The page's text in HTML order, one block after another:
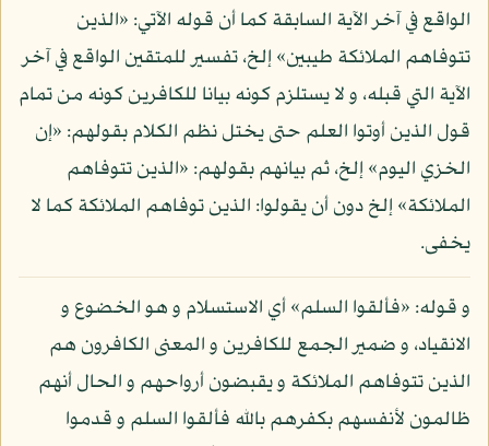
الواقع في آخر الآية السابقة كما أن قوله الآتي: «الذين
تتوفاهم الملائكة طيبين» إلخ، تفسير للمتقين الواقع في آخر
الآية التي قبله، و لا يستلزم كونه بيانا للكافرين كونه من تمام
قول الذين أوتوا العلم حتى يختل نظم الكلام بقولهم: «إن
الخزي اليوم» إلخ، ثم بيانهم بقولهم: «الذين تتوفاهم
الملائكة» إلخ دون أن يقولوا: الذين توفاهم الملائكة كما لا
يخفى.
و قوله: «فألقوا السلم» أي الاستسلام و هو الخضوع و
الانقياد، و ضمير الجمع للكافرين و المعنى الكافرون هم
الذين تتوفاهم الملائكة و يقبضون أرواحهم و الحال أنهم
ظالمون لأنفسهم بكفرهم بالله فألقوا السلم و قدموا